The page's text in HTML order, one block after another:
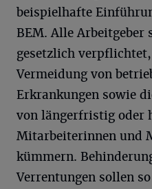
beispielhafte
BEM. Alle Arbeitgeber
gesetzlich
Vermeidung von
Erkrankungen sowie
von längerfristig oder
Mitarbeiterinnen und
kümmern.
Verrentungen sollen